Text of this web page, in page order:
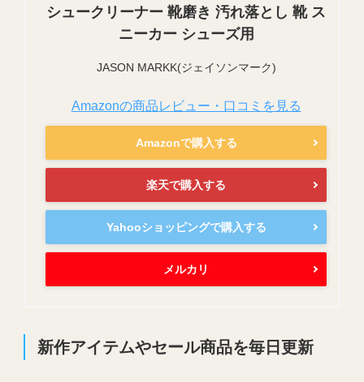
シュークリーナー 靴磨き 汚れ落とし 靴 ス
ニーカー シューズ用
JASON MARKK(ジェイソンマーク)
Amazonの商品レビュー・口コミを見る
Amazonで購入する
楽天で購入する
Yahooショッピングで購入する
メルカリ
新作アイテムやセール商品を毎日更新